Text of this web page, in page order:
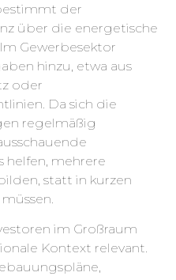
der
über die energetische
Gewerbesektor
hinzu, etwa aus
oder
Da sich die
regelmäßig
helfen, mehrere
statt in kurzen
im Großraum
Kontext relevant.